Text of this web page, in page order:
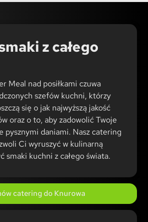
z całego
Meal nad posiłkami czuwa
szefów kuchni, którzy
się o jak najwyższą jakość
oraz o to, aby zadowolić Twoje
pysznymi daniami. Nasz catering
Ci wyruszyć w kulinarną
smaki kuchni z całego świata.
catering do Knurowa